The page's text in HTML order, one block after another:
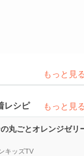
もっと見る
レシピ もっと見る
丸ごとオレンジゼリ
キッズTV